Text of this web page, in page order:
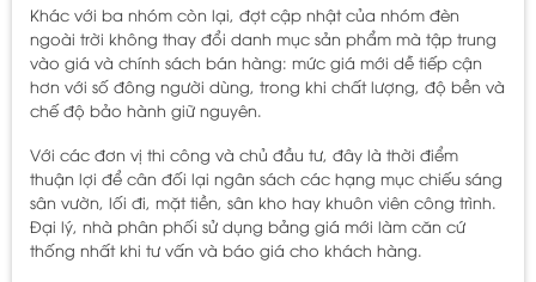
Khác với ba nhóm còn lại, đợt cập nhật của nhóm đèn
ngoài trời không thay đổi danh mục sản phẩm mà tập trung
vào giá và chính sách bán hàng: mức giá mới dễ tiếp cận
hơn với số đông người dùng, trong khi chất lượng, độ bền và
chế độ bảo hành giữ nguyên.
Với các đơn vị thi công và chủ đầu tư, đây là thời điểm
thuận lợi để cân đối lại ngân sách các hạng mục chiếu sáng
sân vườn, lối đi, mặt tiền, sân kho hay khuôn viên công trình.
Đại lý, nhà phân phối sử dụng bảng giá mới làm căn cứ
thống nhất khi tư vấn và báo giá cho khách hàng.